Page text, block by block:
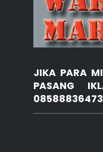
JIKA PARA
PASANG